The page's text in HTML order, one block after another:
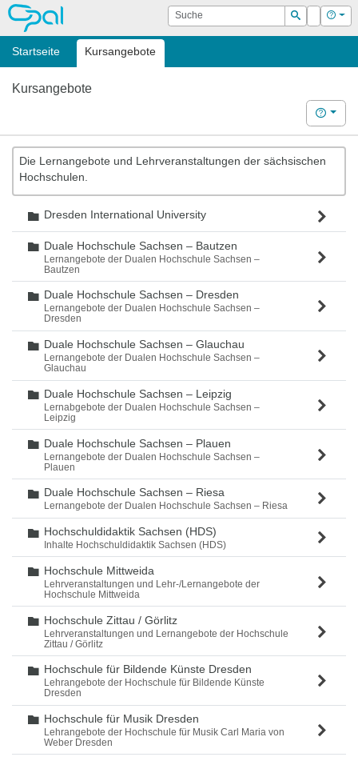
OPAL Suche
Suchen
Login Hilfe
Startseite Kursangebote
Kursangebote
Hilfe
Die Lernangebote und Lehrveranstaltungen der sächsischen
Hochschulen.
Ordner
Dresden International University
Ordner
Duale Hochschule Sachsen – Bautzen
Lernangebote der Dualen Hochschule Sachsen –
Bautzen
Ordner
Duale Hochschule Sachsen – Dresden
Lernangebote der Dualen Hochschule Sachsen –
Dresden
Ordner
Duale Hochschule Sachsen – Glauchau
Lernangebote der Dualen Hochschule Sachsen –
Glauchau
Ordner
Duale Hochschule Sachsen – Leipzig
Lernabgebote der Dualen Hochschule Sachsen –
Leipzig
Ordner
Duale Hochschule Sachsen – Plauen
Lernangebote der Dualen Hochschule Sachsen –
Plauen
Ordner
Duale Hochschule Sachsen – Riesa
Lernangebote der Dualen Hochschule Sachsen – Riesa
Ordner
Hochschuldidaktik Sachsen (HDS)
Inhalte Hochschuldidaktik Sachsen (HDS)
Ordner
Hochschule Mittweida
Lehrveranstaltungen und Lehr-/Lernangebote der
Hochschule Mittweida
Ordner
Hochschule Zittau / Görlitz
Lehrveranstaltungen und Lernangebote der Hochschule
Zittau / Görlitz
Ordner
Hochschule für Bildende Künste Dresden
Lehrangebote der Hochschule für Bildende Künste
Dresden
Ordner
Hochschule für Musik Dresden
Lehrangebote der Hochschule für Musik Carl Maria von
Weber Dresden